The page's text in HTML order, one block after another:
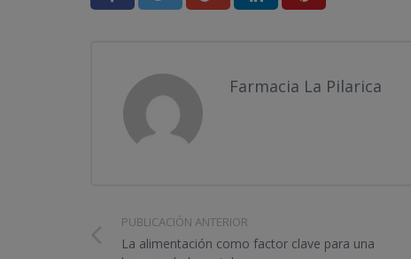
Farmacia La Pilarica
PUBLICACIÓN ANTERIOR
La alimentación como factor clave para una